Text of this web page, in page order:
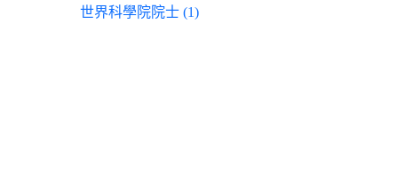
世界科學院院士 (1)